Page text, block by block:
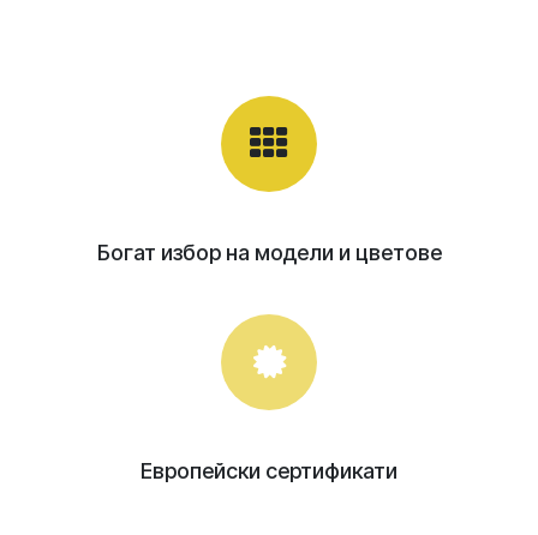
Богат избор на модели и цветове
Европейски сертификати